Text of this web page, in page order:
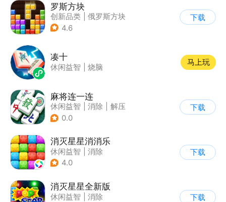
罗斯方块
创新品类
俄罗斯方块
| 脑洞
4.6
下载
凑十
休闲益智 烧脑
马上玩
麻将连一连
休闲益智 消除
解压
| 中国风
0.0
下载
消灭星星消消乐
休闲益智
消除
4.0
下载
消灭星星全新版
休闲益智
消除
下载